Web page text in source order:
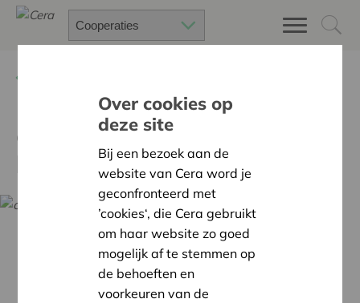
Coöperatie LIVEZ hertekent
buurtzorg
Over cookies op
deze site
Bij een bezoek aan de
website van Cera word je
geconfronteerd met
’cookies‘, die Cera gebruikt
om haar website zo goed
mogelijk af te stemmen op
de behoeften en
voorkeuren van de